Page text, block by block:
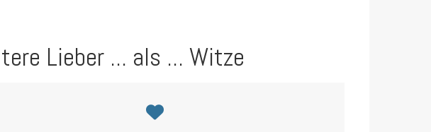
Lieber ... als ... Witze